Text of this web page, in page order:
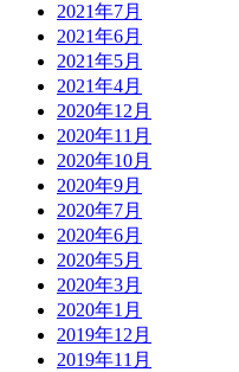
2021年7月
2021年6月
2021年5月
2021年4月
2020年12月
2020年11月
2020年10月
2020年9月
2020年7月
2020年6月
2020年5月
2020年3月
2020年1月
2019年12月
2019年11月